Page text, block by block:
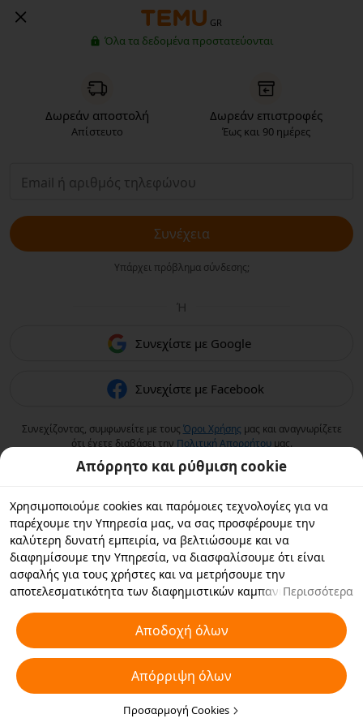
GR
Όλα τα δεδομένα προστατεύονται
Δωρεάν αποστολή
Απίστευτο
Δωρεάν επιστροφές
Έως και 90 ημέρες
Συνέχεια
Υπάρχει πρόβλημα σύνδεσης;
Ή
Συνεχίστε με Google
Συνεχίστε με Facebook
Συνεχίζοντας, συμφωνείτε με τους Όροι Χρήσης μας και αναγνωρίζετε
ότι έχετε διαβάσει την Πολιτική Aπορρήτουμας.
Απόρρητο και ρύθμιση cookie
Χρησιμοποιούμε cookies και παρόμοιες τεχνολογίες για να
παρέχουμε την Υπηρεσία μας, να σας προσφέρουμε την
καλύτερη δυνατή εμπειρία, να βελτιώσουμε και να
διαφημίσουμε την Υπηρεσία, να διασφαλίσουμε ότι είναι
ασφαλής για τους χρήστες και να μετρήσουμε την
αποτελεσματικότητα των διαφημιστικών καμπανιών. Εάν
συνεργάτες με τους οποίους συνεργαζόμαστε να αποθηκεύουν
cookies και παρόμοιες τεχνολογίες στη συσκευή σας για
διαφημιστικούς σκοπούς. Μπορείτε επίσης να κάνετε
"Απόρριψη όλων" για τα μη απαραίτητα cookie ή να επιλέξετε
ποιους τύπους cookies θέλετε να αποδεχτείτε ή να
απενεργοποιήσετε κάνοντας κλικ στην επιλογή "Προσαρμογή
Περισσότερα
Αποδοχή όλων
Απόρριψη όλων
Προσαρμογή Cookies